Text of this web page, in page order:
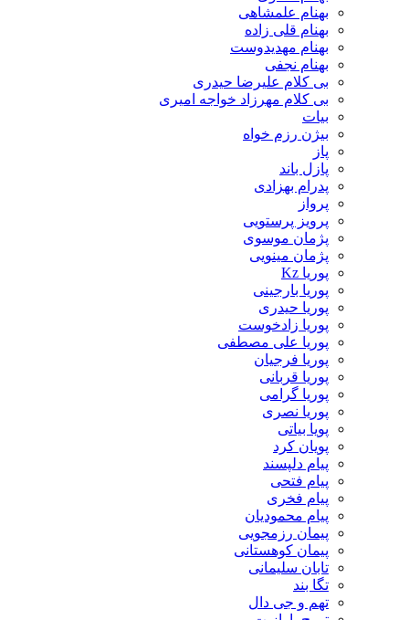
بهنام علمشاهی
بهنام قلی زاده
بهنام مهدیدوست
بهنام نجفی
بی کلام علیرضا حیدری
بی کلام مهرزاد خواجه امیری
بیات
بیژن رزم خواه
پاز
پازل باند
پدرام بهزادی
پرواز
پرویز پرستویی
پژمان موسوی
پژمان مینویی
پوریا Kz
پوریا بارجینی
پوریا حیدری
پوریا زادخوست
پوریا علی مصطفی
پوریا فرجیان
پوریا قربانی
پوریا گرامی
پوریا نصری
پویا بیاتی
پویان کرد
پیام دلپسند
پیام فتحی
پیام فخری
پیام محمودیان
پیمان رزمجویی
پیمان کوهستانی
تابان سلیمانی
تگا بند
تهم و جی دال